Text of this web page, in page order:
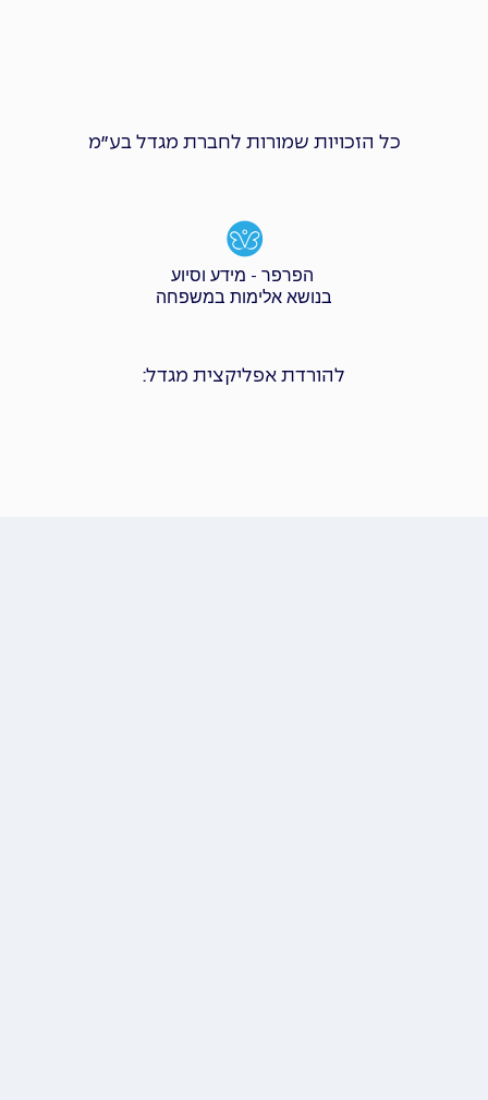
כל הזכויות שמורות לחברת מגדל בע״מ
הפרפר - מידע וסיוע
בנושא אלימות במשפחה
להורדת אפליקצית מגדל: